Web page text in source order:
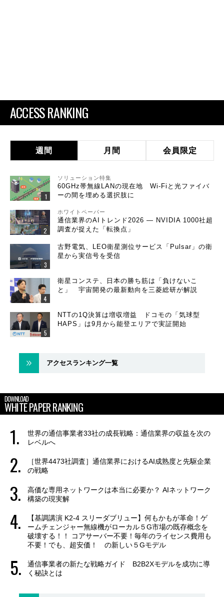
ACCESS RANKING
週間 月間 会員限定
ソリューション特集
60GHz帯無線LANの現在地 Wi-Fiと光ファイバ
ーの間を埋める選択肢に
ホワイトペーパー
通信業界のAIトレンド2026 ― NVIDIA 1000社超
調査が捉えた「転換点」
古野電気、LEO衛星測位サービス「Pulsar」の衛
星から実信号を受信
衛星コンステ、日本の勝ち筋は「負けないこ
と」 宇宙開発の最新動向を三菱総研が解説
NTTの1Q決算は増収増益 ドコモの「気球型
HAPS」は9月から能登エリアで実証開始
アクセスランキング一覧
DOWNLOAD
WHITE PAPER RANKING
世界の通信事業者33社の成長戦略：通信業界の収益を次の
レベルへ
［世界4473社調査］通信業界におけるAI成熟度と先駆企業
の戦略
高価な専用ネットワークは本当に必要か？ AIネットワーク
構築の現実解
【基調講演 K2-4 スリーダブリュー】何もかもが革命！ゲ
ームチェンジャー無線機がローカル５G市場の既存概念を
破壊する！！ コアサーバー不要！毎年のライセンス費用も
不要！でも、超安価！ の新しい５Gモデル
通信事業者の新たな戦略ガイド B2B2Xモデルを成功に導
く秘訣とは